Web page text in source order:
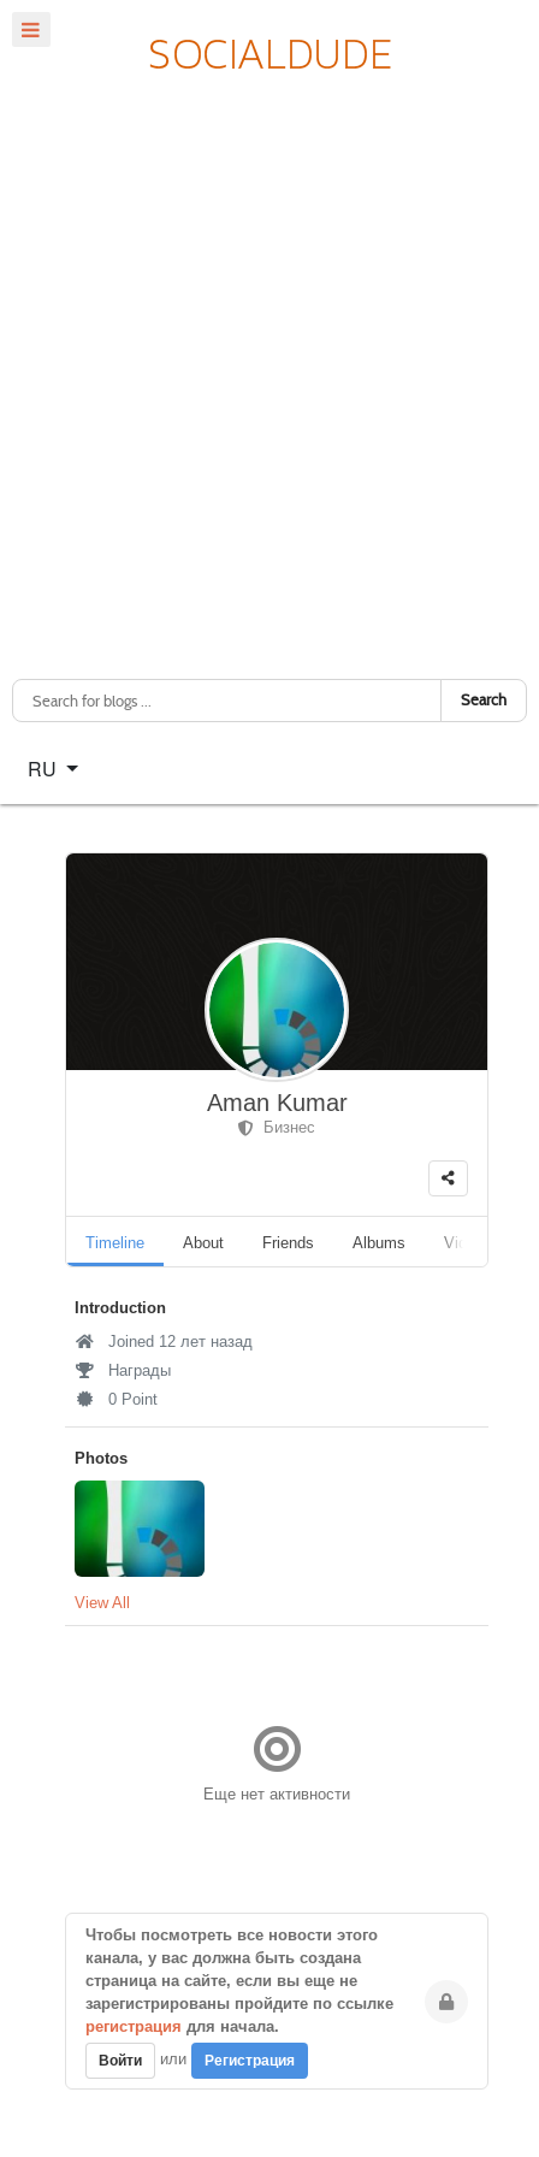
Search
Select your language
RU
Aman Kumar
Бизнес
Timeline About Friends Albums Videos
Introduction
Joined 12 лет назад
Награды
0 Point
Photos
View All
Еще нет активности
Чтобы посмотреть все новости этого
канала, у вас должна быть создана
страница на сайте, если вы еще не
зарегистрированы пройдите по ссылке
регистрация для начала.
Войти или Регистрация